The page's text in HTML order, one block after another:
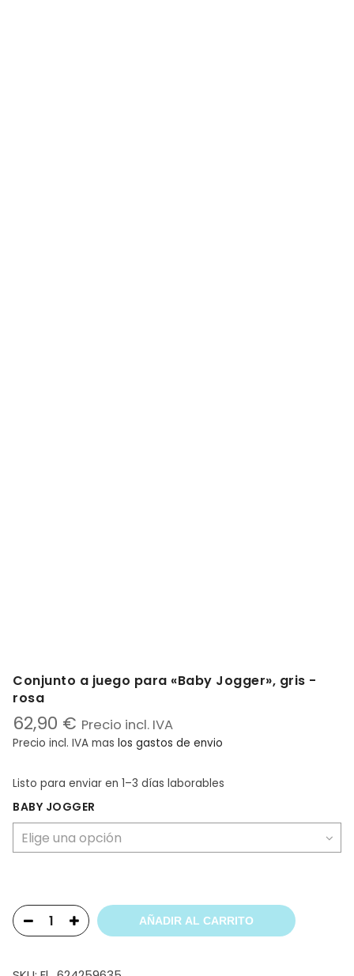
Conjunto a juego para «Baby Jogger», gris -
rosa
62,90 € Precio incl. IVA
Precio incl. IVA mas los gastos de envio
Listo para enviar en 1–3 días laborables
BABY JOGGER
AÑADIR AL CARRITO